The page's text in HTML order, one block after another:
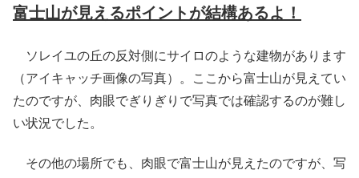
富士山が見えるポイントが結構あるよ！
ソレイユの丘の反対側にサイロのような建物があります
（アイキャッチ画像の写真）。ここから富士山が見えてい
たのですが、肉眼でぎりぎりで写真では確認するのが難し
い状況でした。
その他の場所でも、肉眼で富士山が見えたのですが、写